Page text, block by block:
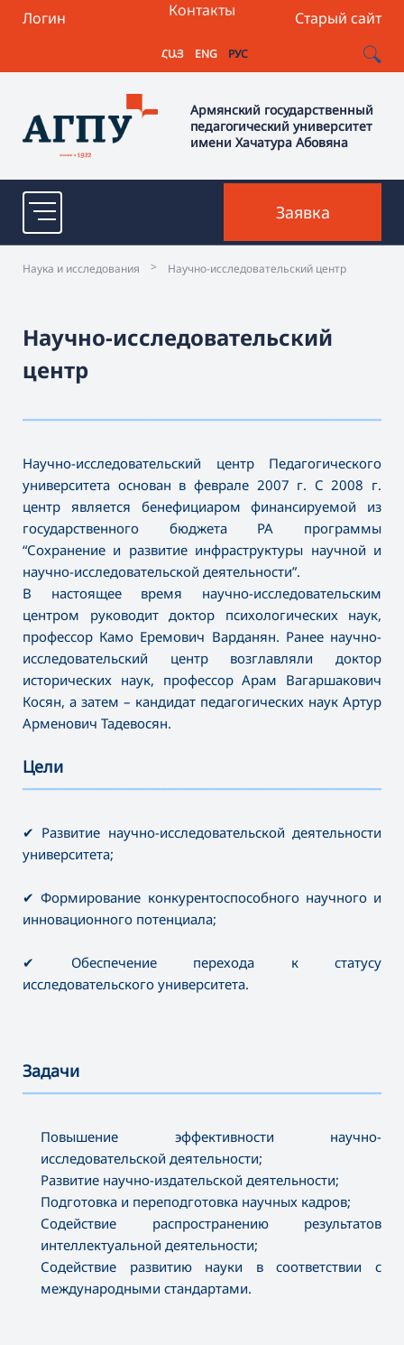
Логин Старый сайт
Контакты
ՀԱՅ ENG РУС
Армянский государственный
педагогический университет
имени Хачатура Абовяна
Заявка
Наука и исследования > Научно-исследовательский центр
Научно-исследовательский
центр
Научно-исследовательский центр Педагогического
университета основан в феврале 2007 г. С 2008 г.
центр является бенефициаром финансируемой из
государственного бюджета РА программы
“Сохранение и развитие инфраструктуры научной и
научно-исследовательской деятельности”.
В настоящее время научно-исследовательским
центром руководит доктор психологических наук,
профессор Камо Еремович Варданян. Ранее научно-
исследовательский центр возглавляли доктор
исторических наук, профессор Арам Вагаршакович
Косян, а затем – кандидат педагогических наук Артур
Арменович Тадевосян.
Цели
✔ Развитие научно-исследовательской деятельности
университета;
✔ Формирование конкурентоспособного научного и
инновационного потенциала;
✔ Обеспечение перехода к статусу
исследовательского университета.
Задачи
Повышение эффективности научно-
исследовательской деятельности;
Развитие научно-издательской деятельности;
Подготовка и переподготовка научных кадров;
Содействие распространению результатов
интеллектуальной деятельности;
Содействие развитию науки в соответствии с
международными стандартами.